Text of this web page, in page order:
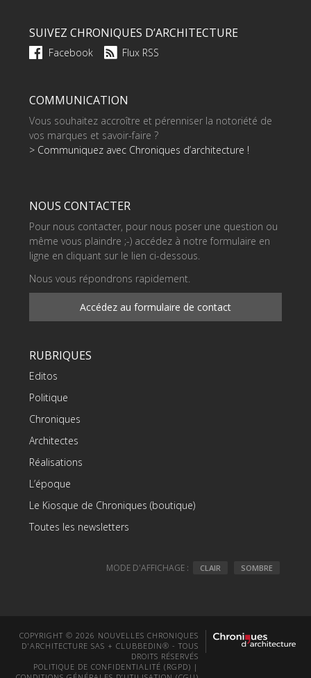
SUIVEZ CHRONIQUES D’ARCHITECTURE
Facebook Flux RSS
COMMUNICATION
Vous souhaitez accroître et pérenniser la notoriété de
vos marques et savoir-faire ?
> Communiquez avec Chroniques d’architecture !
NOUS CONTACTER
Pour nous contacter, pour nous poser une question ou
même vous plaindre ;-) accédez à notre formulaire en
ligne en cliquant sur le lien ci-dessous.
Nous vous répondrons rapidement.
Accédez au formulaire de contact
RUBRIQUES
Editos
Politique
Chroniques
Architectes
Réalisations
L’époque
Le Kiosque de Chroniques (boutique)
Toutes les newsletters
MODE D'AFFICHAGE : CLAIR SOMBRE
COPYRIGHT © 2026 NOUVELLES CHRONIQUES
D'ARCHITECTURE SAS + CLUBBEDIN® - TOUS
DROITS RÉSERVÉS
POLITIQUE DE CONFIDENTIALITÉ (RGPD) |